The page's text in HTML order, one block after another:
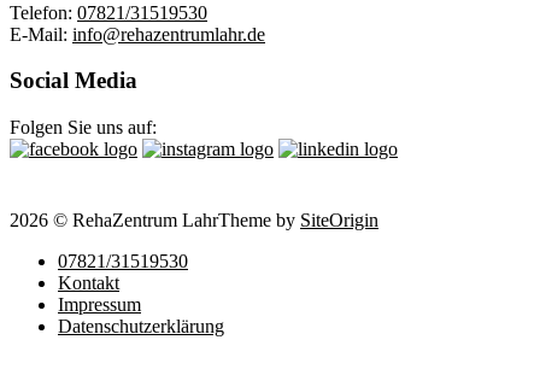
Telefon: 07821/31519530
E-Mail: info@rehazentrumlahr.de
Social Media
Folgen Sie uns auf:
2026 © RehaZentrum LahrTheme by SiteOrigin
07821/31519530
Kontakt
Impressum
Datenschutzerklärung